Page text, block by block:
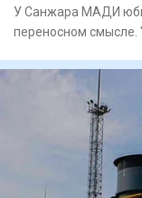
У Санжара МАДИ
переносном смысле.